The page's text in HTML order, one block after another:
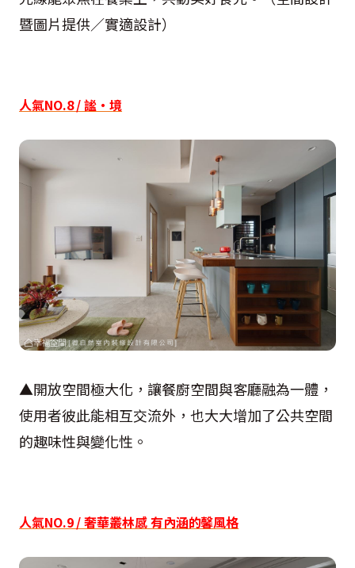
暨圖片提供／實適設計）
人氣NO.8 / 謐‧境
▲開放空間極大化，讓餐廚空間與客廳融為一體，
使用者彼此能相互交流外，也大大增加了公共空間
的趣味性與變化性。
人氣NO.9 / 奢華叢林感 有內涵的馨風格